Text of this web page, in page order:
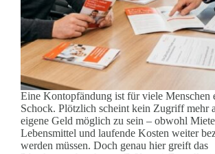
Eine Kontopfändung ist für viele Menschen
Schock. Plötzlich scheint kein Zugriff mehr
eigene Geld möglich zu sein – obwohl
Lebensmittel und laufende Kosten weiter
werden müssen. Doch genau hier greift das